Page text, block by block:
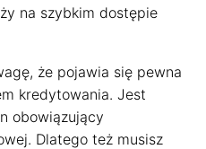
na szybkim dostępie
że pojawia się pewna
kredytowania. Jest
obowiązujący
Dlatego też musisz